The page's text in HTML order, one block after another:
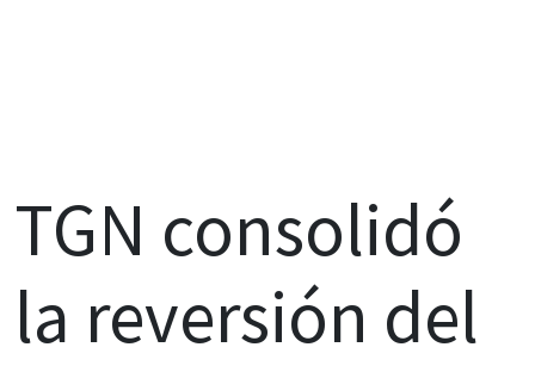
TGN consolidó
la reversión del